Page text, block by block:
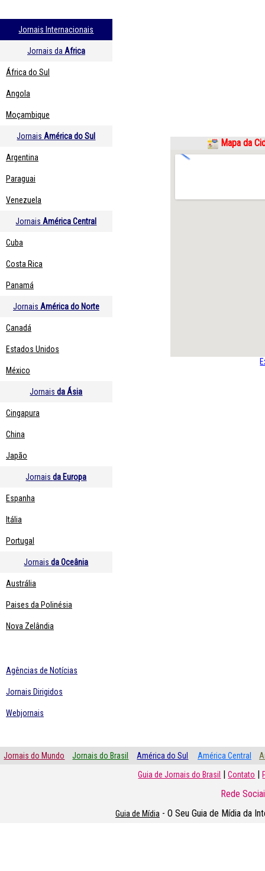
Jornais Internacionais
Jornais da Africa
África do Sul
Angola
Moçambique
Jornais América do Sul
Argentina
Paraguai
Venezuela
Jornais América Central
Cuba
Costa Rica
Panamá
Jornais América do Norte
Canadá
Estados Unidos
México
Jornaisda Ásia
Cingapura
China
Japão
Jornaisda Europa
Espanha
Itália
Portugal
Jornaisda Oceânia
Austrália
Paises da Polinésia
Nova Zelândia
Agências de Notícias
Jornais Dirigidos
Webjornais
Mapa da
Jornais do Mundo Jornais do Brasil América do Sul América Central
Guia de Jornais do Brasil |Contato |
Rede
Guia de Mídia - O Seu Guia de Mídia da